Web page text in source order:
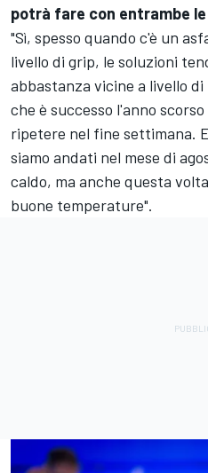
potrà fare con entrambe
"Sì, spesso quando c'è un
livello di grip, le soluzioni
abbastanza vicine a livello
che è successo l'anno
ripetere nel fine settimana.
siamo andati nel mese di
caldo, ma anche questa
buone temperature".